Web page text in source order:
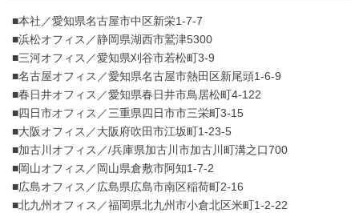
■本社／愛知県名古屋市中区新栄1-7-7
■浜松オフィス／静岡県湖西市鷲津5300
■三河オフィス／愛知県刈谷市若松町3-9
■名古屋オフィス／愛知県名古屋市熱田区新尾頭1-6-9
■春日井オフィス／愛知県春日井市鳥居松町4-122
■四日市オフィス／三重県四日市市三栄町3-15
■大阪オフィス／大阪府吹田市江坂町1-23-5
■加古川オフィス／/兵庫県加古川市加古川町溝之口700
■岡山オフィス／岡山県倉敷市阿知1-7-2
■広島オフィス／広島県広島市南区稲荷町2-16
■北九州オフィス／福岡県北九州市小倉北区米町1-2-22